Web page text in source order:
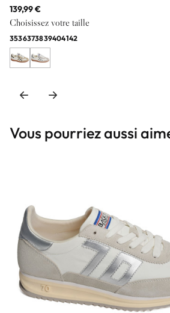
139,99 €
Choisissez votre taille
3536373839404142
Vous pourriez aussi